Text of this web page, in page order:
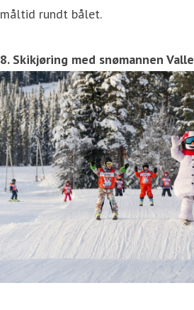
måltid rundt bålet.
8. Skikjøring med snømannen Valle